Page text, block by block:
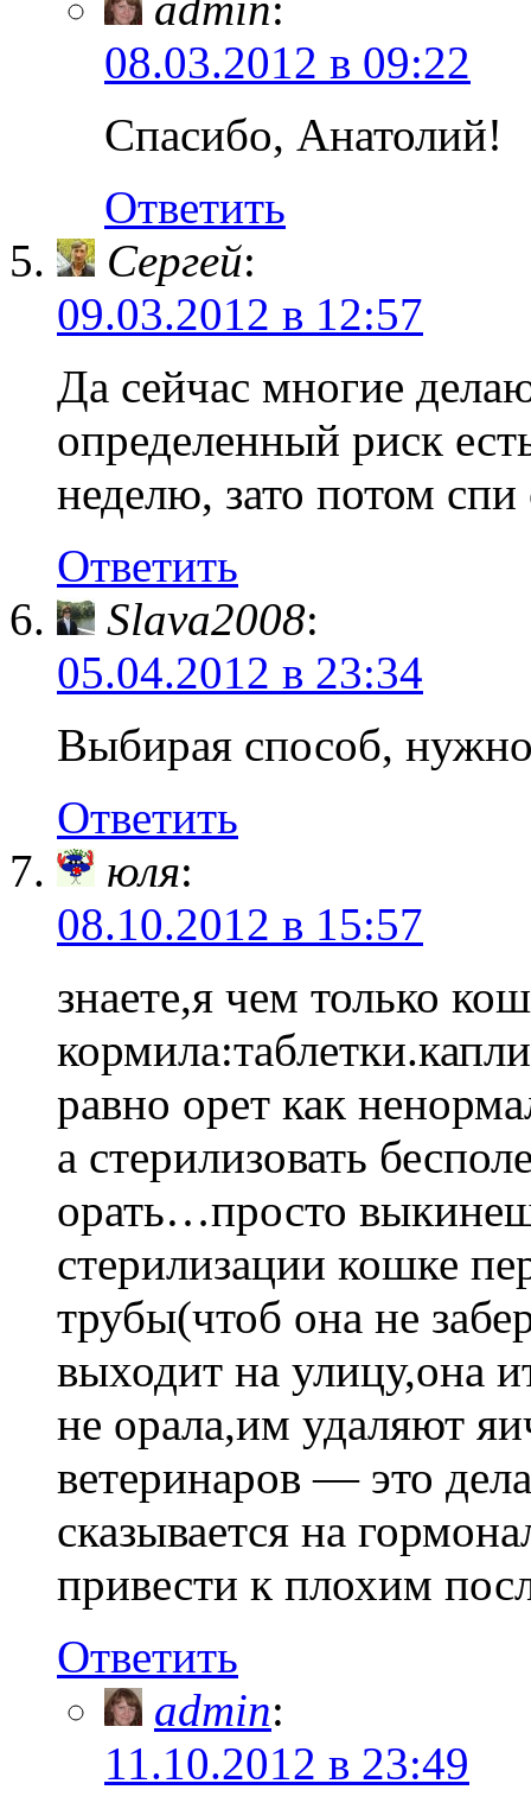
08.03.2012 в 09:22
Спасибо, Анатолий!
Ответить
Сергей:
09.03.2012 в 12:57
Да сейчас многие
определенный риск
неделю, зато потом
Ответить
Slava2008:
05.04.2012 в 23:34
Выбирая способ,
Ответить
юля:
08.10.2012 в 15:57
знаете,я чем только
равно орет как
а стерилизовать
орать…просто
стерилизации кошке
трубы(чтоб она не
выходит на улицу,она
не орала,им удаляют
ветеринаров — это
сказывается на
привести к плохим
Ответить
admin:
11.10.2012 в 23:49